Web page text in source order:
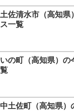
土佐清水市（高知県
ス一覧
いの町（高知県）の
覧
中土佐町（高知県）